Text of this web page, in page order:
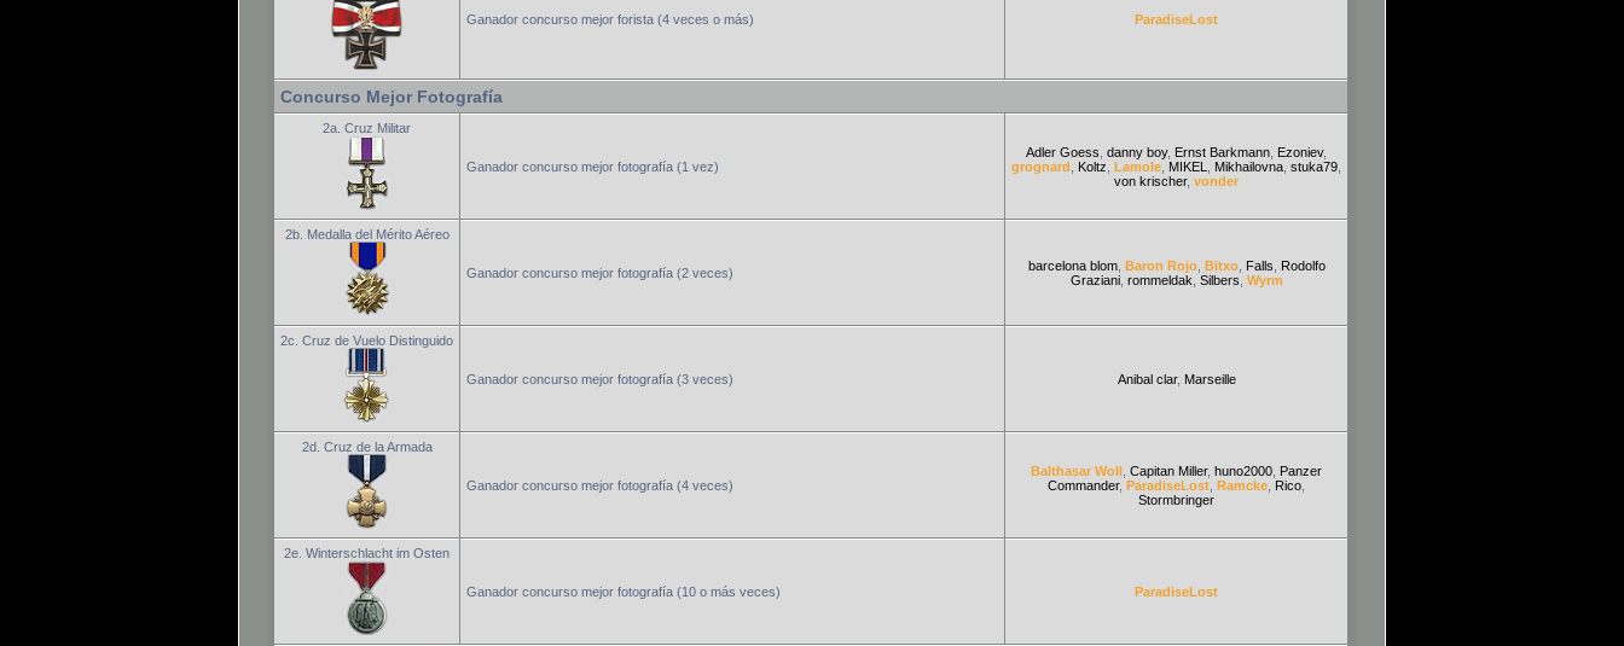
Ganador concurso mejor forista (4 veces o más) ParadiseLost
Concurso Mejor Fotografía
2a. Cruz Militar
Ganador concurso mejor fotografía (1 vez)
Adler Goess danny boy, Ernst Barkmann Ezoniev,
grognard
Koltz Lamole MIKEL Mikhailovna stuka79
von krischer, vonder
2b. Medalla del Mérito Aéreo
Ganador concurso mejor fotografía (2 veces) barcelona blom, Baron Rojo, Bitxo, Falls
Rodolfo
Graziani, rommeldak Silbers Wyrm
2c. Cruz de Vuelo Distinguido
Ganador concurso mejor fotografía (3 veces) Anibal clar, Marseille
2d. Cruz de la Armada
Ganador concurso mejor fotografía (4 veces)
Balthasar Woll Capitan Miller, huno2000 Panzer
Commander, ParadiseLost Ramcke Rico
Stormbringer
2e. Winterschlacht im Osten
Ganador concurso mejor fotografía (10 o más veces) ParadiseLost